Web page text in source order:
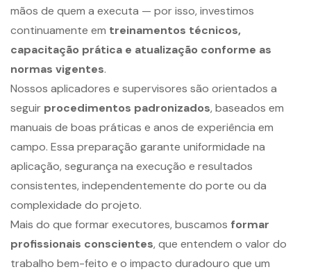
mãos de quem a executa — por isso, investimos
continuamente em treinamentos técnicos,
capacitação prática e atualização conforme as
normas vigentes.
Nossos aplicadores e supervisores são orientados a
seguir procedimentos padronizados, baseados em
manuais de boas práticas e anos de experiência em
campo. Essa preparação garante uniformidade na
aplicação, segurança na execução e resultados
consistentes, independentemente do porte ou da
complexidade do projeto.
Mais do que formar executores, buscamos formar
profissionais conscientes, que entendem o valor do
trabalho bem-feito e o impacto duradouro que um